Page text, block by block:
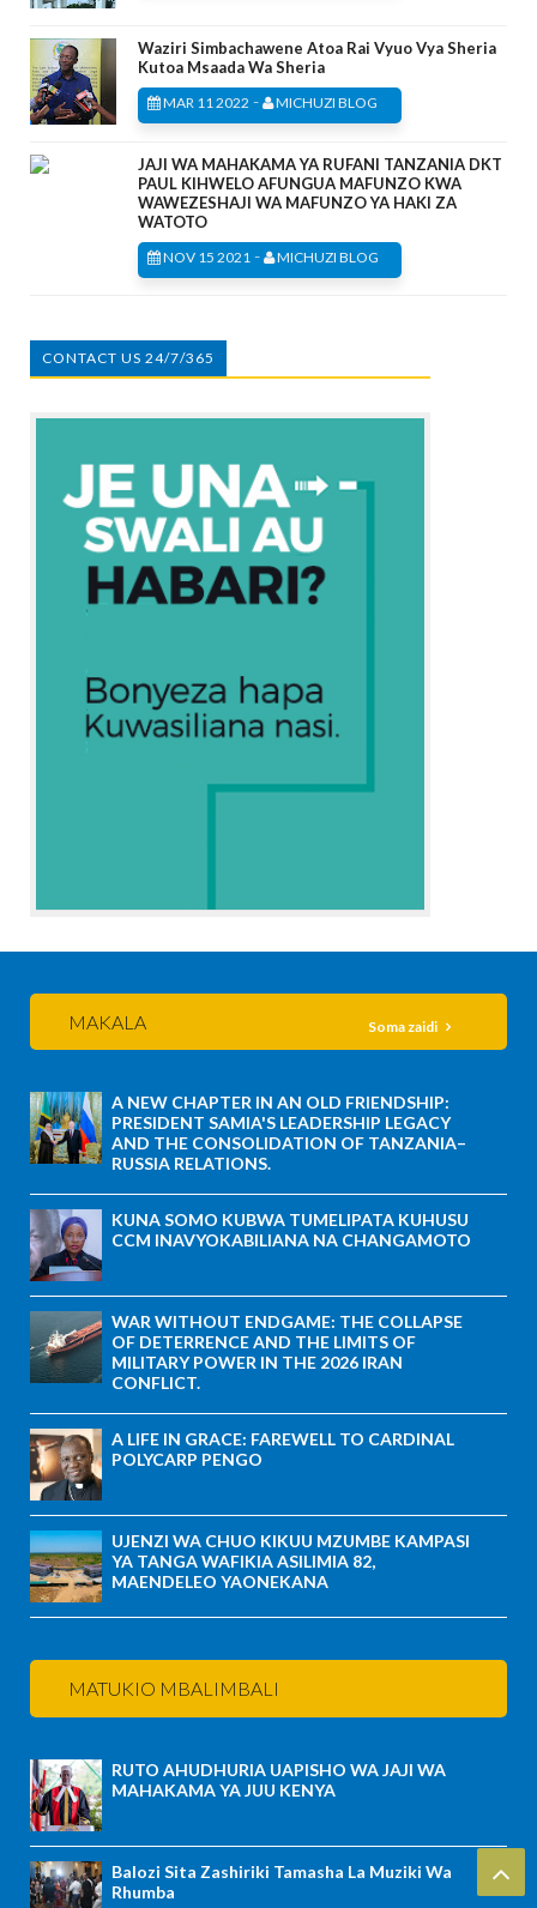
Waziri Simbachawene Atoa Rai Vyuo Vya Sheria
Kutoa Msaada Wa Sheria
MAR 11 2022 - MICHUZI BLOG
JAJI WA MAHAKAMA YA RUFANI TANZANIA DKT
PAUL KIHWELO AFUNGUA MAFUNZO KWA
WAWEZESHAJI WA MAFUNZO YA HAKI ZA
WATOTO
NOV 15 2021 - MICHUZI BLOG
CONTACT US 24/7/365
MAKALA Soma zaidi
A NEW CHAPTER IN AN OLD FRIENDSHIP:
PRESIDENT SAMIA'S LEADERSHIP LEGACY
AND THE CONSOLIDATION OF TANZANIA–
RUSSIA RELATIONS.
KUNA SOMO KUBWA TUMELIPATA KUHUSU
CCM INAVYOKABILIANA NA CHANGAMOTO
WAR WITHOUT ENDGAME: THE COLLAPSE
OF DETERRENCE AND THE LIMITS OF
MILITARY POWER IN THE 2026 IRAN
CONFLICT.
A LIFE IN GRACE: FAREWELL TO CARDINAL
POLYCARP PENGO
UJENZI WA CHUO KIKUU MZUMBE KAMPASI
YA TANGA WAFIKIA ASILIMIA 82,
MAENDELEO YAONEKANA
MATUKIO MBALIMBALI
RUTO AHUDHURIA UAPISHO WA JAJI WA
MAHAKAMA YA JUU KENYA
Balozi Sita Zashiriki Tamasha La Muziki Wa
Rhumba